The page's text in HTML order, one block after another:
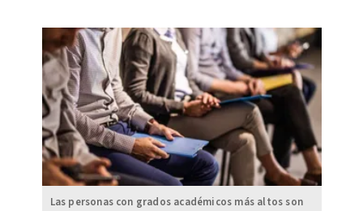
Las personas con grados académicos más altos son